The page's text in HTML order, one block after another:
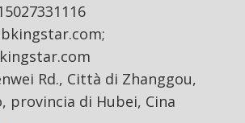
;
Rd., Città di Zhanggou,
provincia di Hubei, Cina